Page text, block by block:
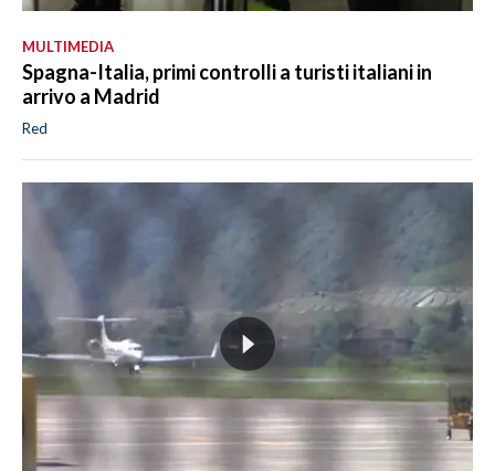
MULTIMEDIA
Spagna-Italia, primi controlli a turisti italiani in
arrivo a Madrid
Red